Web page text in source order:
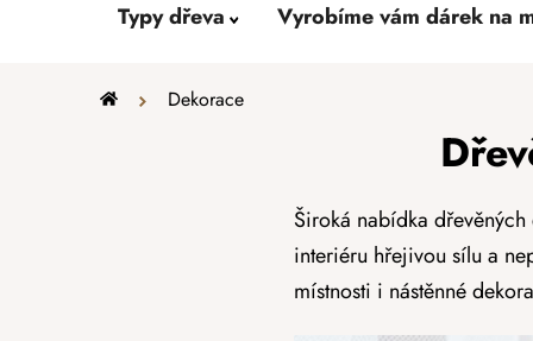
Typy dřeva Vyrobíme vám dárek na
Domů Dekorace
Široká nabídka
interiéru hřejivou sílu a
místnosti i nástěnné